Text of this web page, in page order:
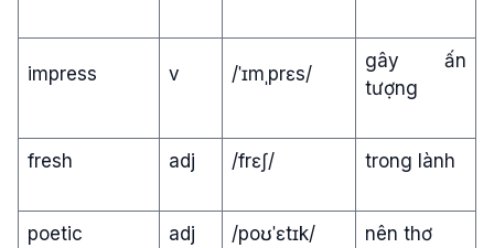
impress v /ˈɪmˌprɛs/
gây ấn
tượng
fresh adj /frɛʃ/ trong lành
poetic adj /poʊˈɛtɪk/ nên thơ